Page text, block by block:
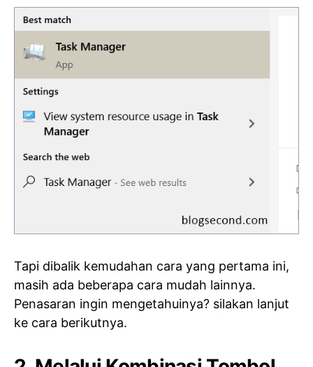
Tapi dibalik kemudahan cara yang pertama ini,
masih ada beberapa cara mudah lainnya.
Penasaran ingin mengetahuinya? silakan lanjut
ke cara berikutnya.